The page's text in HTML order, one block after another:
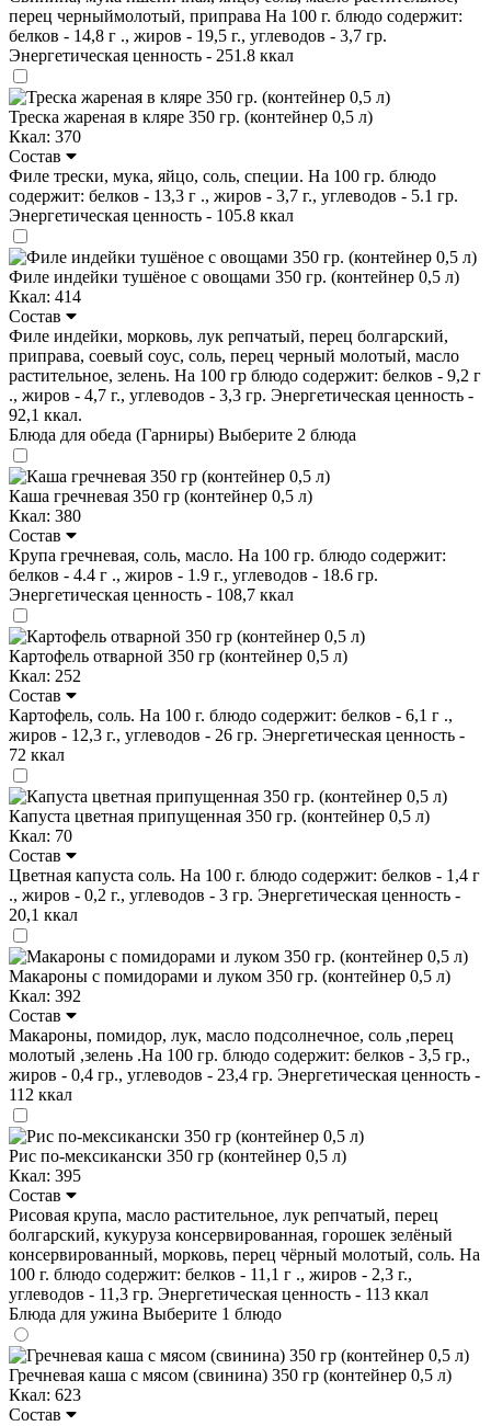
перец черныймолотый, приправа На 100 г. блюдо содержит:
белков - 14,8 г ., жиров - 19,5 г., углеводов - 3,7 гр.
Энергетическая ценность - 251.8 ккал
Треска жареная в кляре 350 гр. (контейнер 0,5 л)
Ккал: 370
Состав
Филе трески, мука, яйцо, соль, специи. На 100 гр. блюдо
содержит: белков - 13,3 г ., жиров - 3,7 г., углеводов - 5.1 гр.
Энергетическая ценность - 105.8 ккал
Филе индейки тушёное с овощами 350 гр. (контейнер 0,5 л)
Ккал: 414
Состав
Филе индейки, морковь, лук репчатый, перец болгарский,
приправа, соевый соус, соль, перец черный молотый, масло
растительное, зелень. На 100 гр блюдо содержит: белков - 9,2 г
., жиров - 4,7 г., углеводов - 3,3 гр. Энергетическая ценность -
92,1 ккал.
Блюда для обеда (Гарниры) Выберите 2 блюда
Каша гречневая 350 гр (контейнер 0,5 л)
Ккал: 380
Состав
Крупа гречневая, соль, масло. На 100 гр. блюдо содержит:
белков - 4.4 г ., жиров - 1.9 г., углеводов - 18.6 гр.
Энергетическая ценность - 108,7 ккал
Картофель отварной 350 гр (контейнер 0,5 л)
Ккал: 252
Состав
Картофель, соль. На 100 г. блюдо содержит: белков - 6,1 г .,
жиров - 12,3 г., углеводов - 26 гр. Энергетическая ценность -
72 ккал
Капуста цветная припущенная 350 гр. (контейнер 0,5 л)
Ккал: 70
Состав
Цветная капуста соль. На 100 г. блюдо содержит: белков - 1,4 г
., жиров - 0,2 г., углеводов - 3 гр. Энергетическая ценность -
20,1 ккал
Макароны с помидорами и луком 350 гр. (контейнер 0,5 л)
Ккал: 392
Состав
Макароны, помидор, лук, масло подсолнечное, соль ,перец
молотый ,зелень .На 100 гр. блюдо содержит: белков - 3,5 гр.,
жиров - 0,4 гр., углеводов - 23,4 гр. Энергетическая ценность -
112 ккал
Рис по-мексикански 350 гр (контейнер 0,5 л)
Ккал: 395
Состав
Рисовая крупа, масло растительное, лук репчатый, перец
болгарский, кукуруза консервированная, горошек зелёный
консервированный, морковь, перец чёрный молотый, соль. На
100 г. блюдо содержит: белков - 11,1 г ., жиров - 2,3 г.,
углеводов - 11,3 гр. Энергетическая ценность - 113 ккал
Блюда для ужина Выберите 1 блюдо
Гречневая каша с мясом (свинина) 350 гр (контейнер 0,5 л)
Ккал: 623
Состав